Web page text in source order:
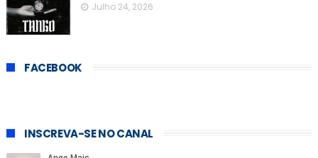
Julho 24, 2026
FACEBOOK
INSCREVA-SE NO CANAL